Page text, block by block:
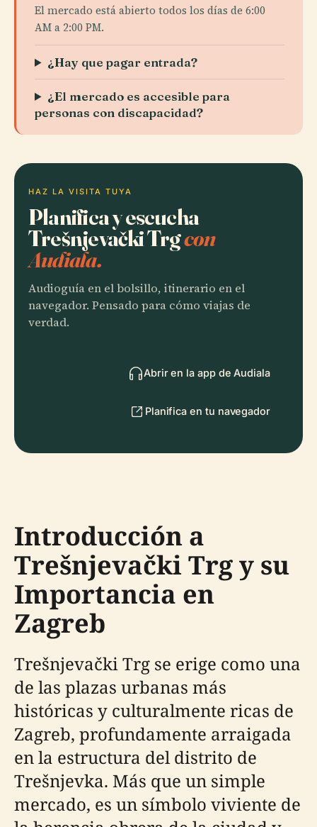
El mercado está abierto todos los días de 6:00
AM a 2:00 PM.
¿Hay que pagar entrada?
¿El mercado es accesible para
personas con discapacidad?
HAZ LA VISITA TUYA
Planifica y escucha
Trešnjevački Trgcon
Audiala.
Audioguía en el bolsillo, itinerario en el
navegador. Pensado para cómo viajas de
verdad.
Abrir en la app de Audiala
Planifica en tu navegador
Introducción a
Trešnjevački Trg y su
Importancia en
Zagreb
Trešnjevački Trg se erige como una
de las plazas urbanas más
históricas y culturalmente ricas de
Zagreb, profundamente arraigada
en la estructura del distrito de
Trešnjevka. Más que un simple
mercado, es un símbolo viviente de